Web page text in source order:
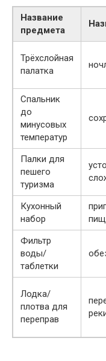
Название
предмета
Трёхслойная
палатка
Спальник
до
минусовых
температур
Палки для
пешего
туризма
Кухонный
набор
Фильтр
воды/
таблетки
Лодка/
плотва для
переправ